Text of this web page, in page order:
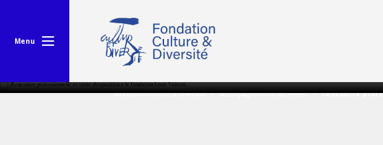
Menu
fondation culture & diversité accompagnement des élèves rencontre